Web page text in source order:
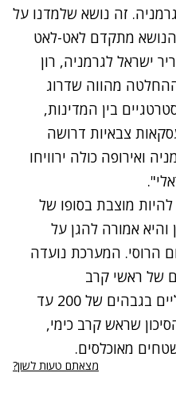
זה נושא שלמדנו על
מתקדם לאט-לאט
ישראל לגרמניה, רון
מהווה שדרוג
בין המדינות,
צבאיות דרושה
ואירופה כולה ירוויחו
מוצבת בסופו של
והיא אמורה להגן על
הרוסי. המערכת נועדה
של ראשי קרב
קונבנציונליים ולא קונבנציונליים בגבהים של 200 עד
שראש קרב כימי,
שטחים מאוכלסים.
מצאתם טעות לשון?